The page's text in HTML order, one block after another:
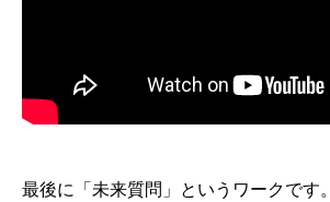
最後に「未来質問」というワークです。